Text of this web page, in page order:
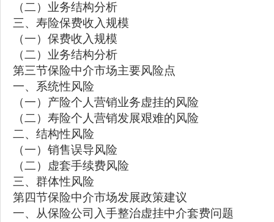
（二）业务结构分析
三、寿险保费收入规模
（一）保费收入规模
（二）业务结构分析
第三节保险中介市场主要风险点
一、系统性风险
（一）产险个人营销业务虚挂的风险
（二）寿险个人营销发展艰难的风险
二、结构性风险
（一）销售误导风险
（二）虚套手续费风险
三、群体性风险
第四节保险中介市场发展政策建议
一、从保险公司入手整治虚挂中介套费问题